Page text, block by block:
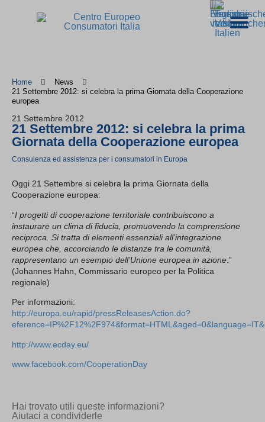
Home
News
21 Settembre 2012: si celebra la prima Giornata della Cooperazione
europea
21 Settembre 2012
21 Settembre 2012: si celebra la prima
Giornata della Cooperazione europea
Consulenza ed assistenza per i consumatori in Europa
Oggi 21 Settembre si celebra la prima Giornata della
Cooperazione europea:
“I progetti di cooperazione territoriale contribuiscono a
instaurare un clima di fiducia, promuovendo la comprensione
reciproca. Si tratta di elementi essenziali all’integrazione
europea che, accorciando le distanze tra le comunità,
rappresentano un esempio dell’Unione europea in azione .”
(Johannes Hahn, Commissario europeo per la Politica
regionale)
Per informazioni:
http://europa.eu/rapid/pressReleasesAction.do?
http://www.ecday.eu/
www.facebook.com/CooperationDay
Hai trovato utili queste informazioni?
Aiutaci a condividerle